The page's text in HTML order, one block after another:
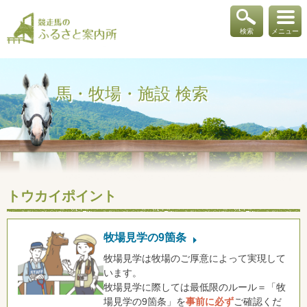
メニュー
検索
馬・牧場・施設 検索
トウカイポイント
牧場見学の9箇条
牧場見学は牧場のご厚意によって実現して
います。
牧場見学に際しては最低限のルール＝「牧
場見学の9箇条」を事前に必ずご確認くだ